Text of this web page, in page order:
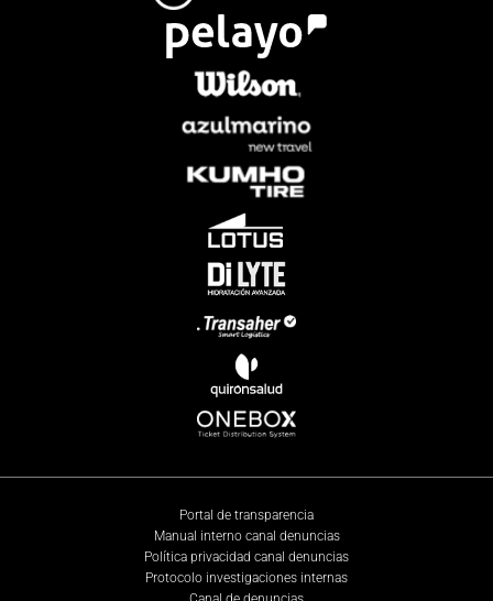
Portal de transparencia
Manual interno canal denuncias
Política privacidad canal denuncias
Protocolo investigaciones internas